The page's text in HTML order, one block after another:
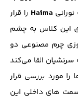
Haima را قرار
این کلاس به چشم
چرم مصنوعی دو
القا می‌کند
مورد بررسی قرار
های داخلی این